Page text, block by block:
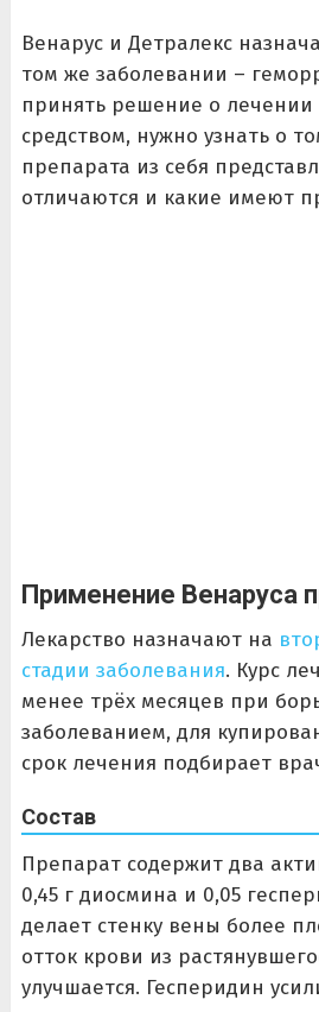
Венарус и Детралекс
том же заболевании –
принять решение о
средством, нужно узнать о
препарата из себя
отличаются и какие имеют
Применение Венаруса
Лекарство назначают на
стадии заболевания. Курс
менее трёх месяцев при
заболеванием, для
срок лечения подбирает
Состав
Препарат содержит два
0,45 г диосмина и 0,05
делает стенку вены более
отток крови из
улучшается. Гесперидин